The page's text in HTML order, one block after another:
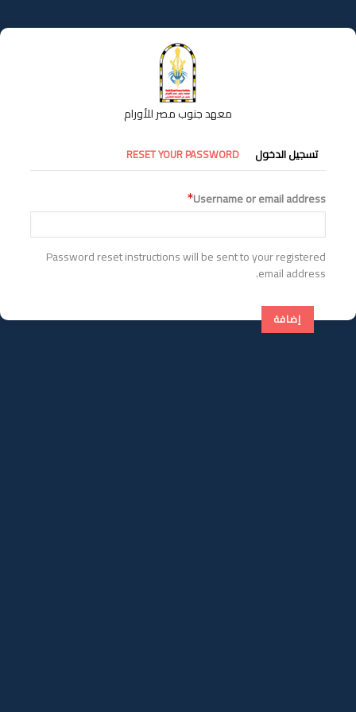
إلى
المحتوى
معهد جنوب مصر للأورام
التبويبات
الأساسية
تسجيل الدخول RESET YOUR PASSWORD
Username or email address
Password reset instructions will be sent to your registered
email address.